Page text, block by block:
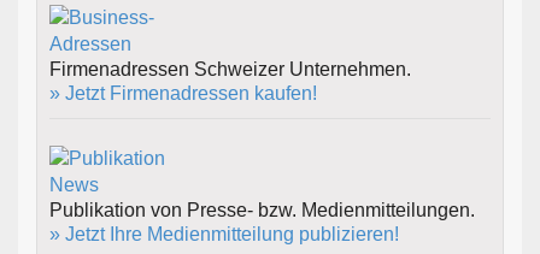
Firmenadressen Schweizer Unternehmen.
» Jetzt Firmenadressen kaufen!
Publikation von Presse- bzw. Medienmitteilungen.
» Jetzt Ihre Medienmitteilung publizieren!